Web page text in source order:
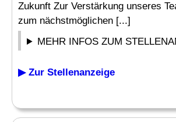
Zukunft Zur Verstärkung unseres
zum nächstmöglichen [...]
MEHR INFOS ZUM
▶ Zur Stellenanzeige